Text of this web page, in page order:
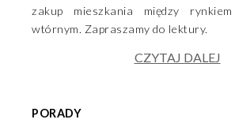
zakup mieszkania między
wtórnym. Zapraszamy do lektury.
CZYTAJ DALEJ
PORADY